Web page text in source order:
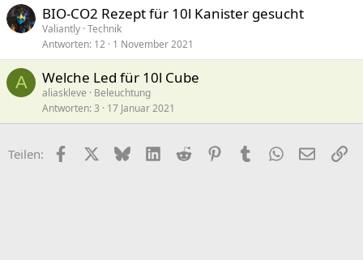
BIO-CO2 Rezept für 10l Kanister gesucht
Valiantly Technik
Antworten 12 1 November 2021
A Welche Led für 10l Cube
aliaskleve
Beleuchtung
Antworten 3 17 Januar 2021
Teilen: FacebookX (Twitter)
BlueskyLinkedIn
Reddit PinterestTumblr WhatsApp
E-Mail